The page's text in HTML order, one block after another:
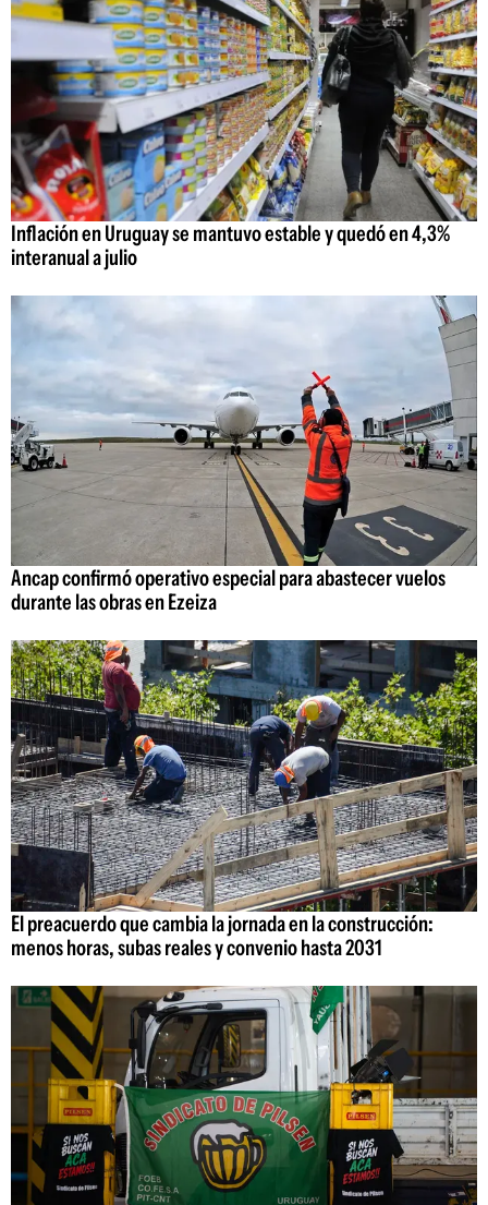
Inflación en Uruguay se mantuvo estable y quedó en 4,3%
interanual a julio
Ancap confirmó operativo especial para abastecer vuelos
durante las obras en Ezeiza
El preacuerdo que cambia la jornada en la construcción:
menos horas, subas reales y convenio hasta 2031